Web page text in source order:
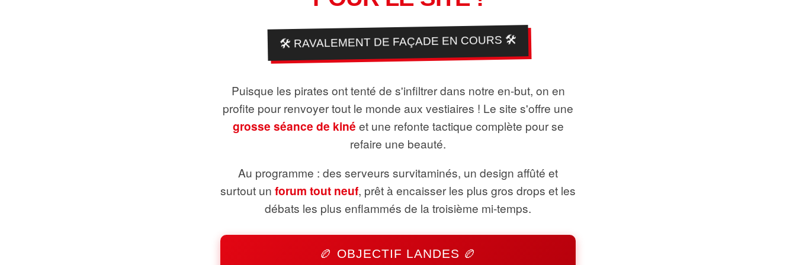
🛠️ RAVALEMENT DE FAÇADE EN COURS 🛠️
Puisque les pirates ont tenté de s'infiltrer dans notre en-but, on en
profite pour renvoyer tout le monde aux vestiaires ! Le site s'offre une
grosse séance de kiné et une refonte tactique complète pour se
refaire une beauté.
Au programme : des serveurs survitaminés, un design affûté et
surtout un forum tout neuf, prêt à encaisser les plus gros drops et les
débats les plus enflammés de la troisième mi-temps.
🏉 OBJECTIF LANDES 🏉